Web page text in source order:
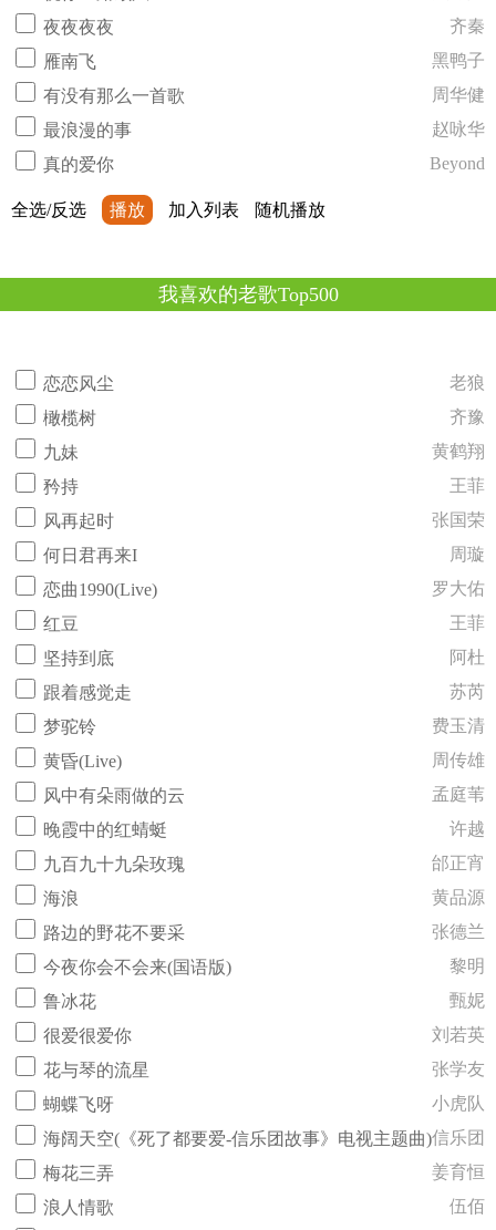
夜夜夜夜
齐秦
雁南飞
黑鸭子
有没有那么一首歌
周华健
最浪漫的事
赵咏华
真的爱你
Beyond
全选/反选 播放 加入列表 随机播放
我喜欢的老歌Top500
恋恋风尘
老狼
橄榄树
齐豫
九妹
黄鹤翔
矜持
王菲
风再起时
张国荣
何日君再来I
周璇
恋曲1990(Live)
罗大佑
红豆
王菲
坚持到底
阿杜
跟着感觉走
苏芮
梦驼铃
费玉清
黄昏(Live)
周传雄
风中有朵雨做的云
孟庭苇
晚霞中的红蜻蜓
许越
九百九十九朵玫瑰
邰正宵
海浪
黄品源
路边的野花不要采
张德兰
今夜你会不会来(国语版)
黎明
鲁冰花
甄妮
很爱很爱你
刘若英
花与琴的流星
张学友
蝴蝶飞呀
小虎队
海阔天空(《死了都要爱-信乐团故事》电视主题曲)信乐团
梅花三弄
姜育恒
浪人情歌
伍佰